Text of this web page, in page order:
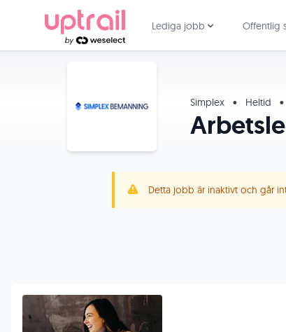
Lediga jobb Offentlig
Simplex • Heltid •
Detta jobb är inaktivt och går